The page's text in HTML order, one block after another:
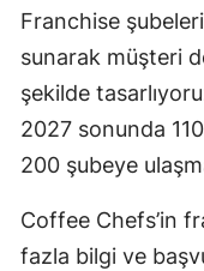
Franchise
sunarak müşteri
şekilde
2027 sonunda
200 şubeye
Coffee Chefs’in
fazla bilgi ve